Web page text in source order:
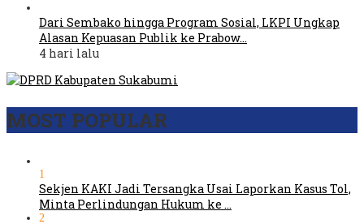
Dari Sembako hingga Program Sosial, LKPI Ungkap
Alasan Kepuasan Publik ke Prabow…
4 hari lalu
MOST POPULAR
1
Sekjen KAKI Jadi Tersangka Usai Laporkan Kasus Tol,
Minta Perlindungan Hukum ke …
2